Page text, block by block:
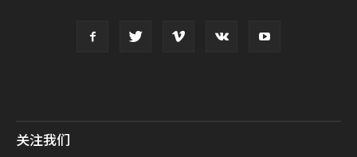
关注我们